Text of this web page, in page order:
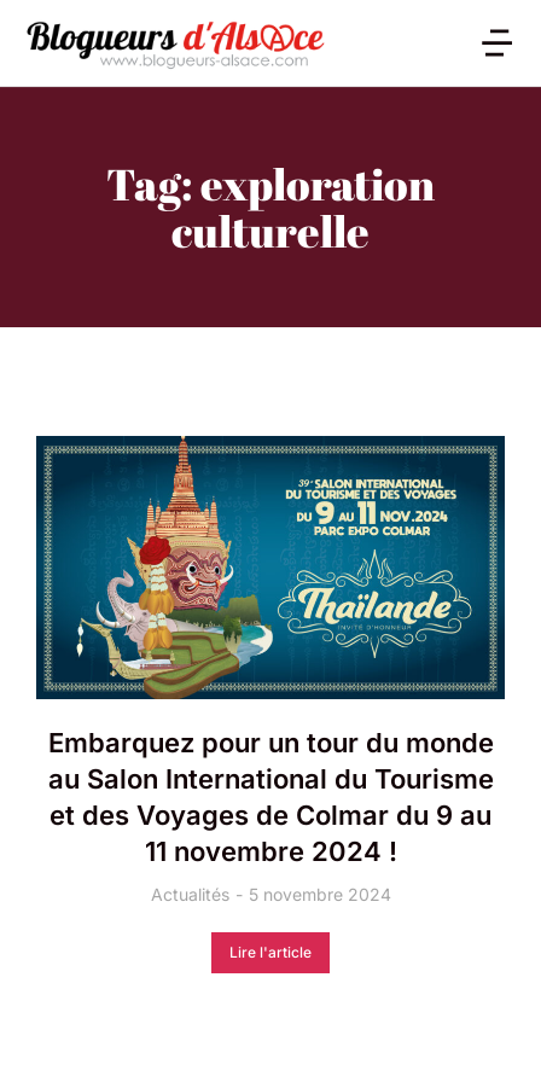
Tag: exploration
culturelle
Embarquez pour un tour du monde
au Salon International du Tourisme
et des Voyages de Colmar du 9 au
11 novembre 2024 !
Actualités 5 novembre 2024
Lire l'article